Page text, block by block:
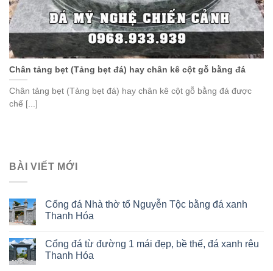
Chân tảng bẹt (Tảng bẹt đá) hay chân kê cột gỗ bằng đá
Chân tảng bẹt (Tảng bẹt đá) hay chân kê cột gỗ bằng đá được
chế [...]
BÀI VIẾT MỚI
Cổng đá Nhà thờ tổ Nguyễn Tộc bằng đá xanh
Thanh Hóa
Cổng đá từ đường 1 mái đẹp, bề thế, đá xanh rêu
Thanh Hóa